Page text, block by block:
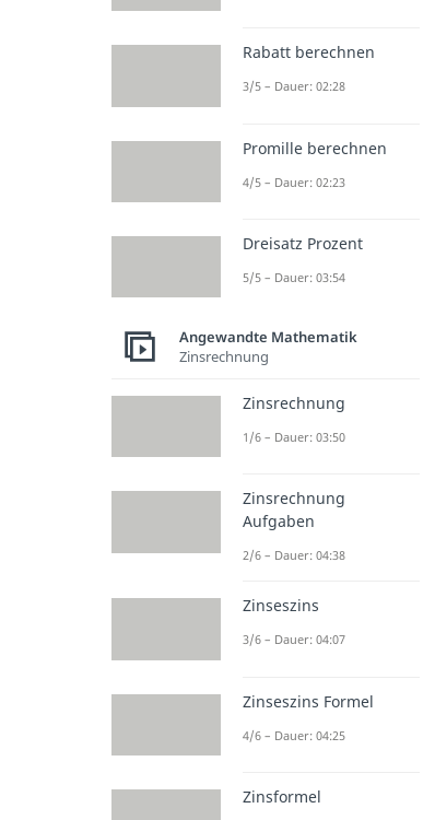
Rabatt berechnen
3/5 – Dauer: 02:28
Promille berechnen
4/5 – Dauer: 02:23
Dreisatz Prozent
5/5 – Dauer: 03:54
Angewandte Mathematik
Zinsrechnung
Zinsrechnung
1/6 – Dauer: 03:50
Zinsrechnung
Aufgaben
2/6 – Dauer: 04:38
Zinseszins
3/6 – Dauer: 04:07
Zinseszins Formel
4/6 – Dauer: 04:25
Zinsformel